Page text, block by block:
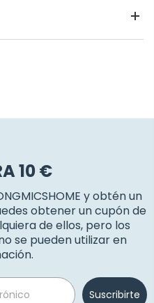
10 €
y obtén un
obtener un cupón de
de ellos, pero los
se pueden utilizar en
Suscribirte